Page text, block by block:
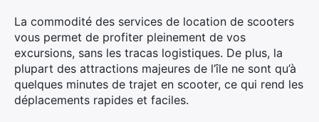
La commodité des services de location de scooters
vous permet de profiter pleinement de vos
excursions, sans les tracas logistiques. De plus, la
plupart des attractions majeures de l’île ne sont qu’à
quelques minutes de trajet en scooter, ce qui rend les
déplacements rapides et faciles.